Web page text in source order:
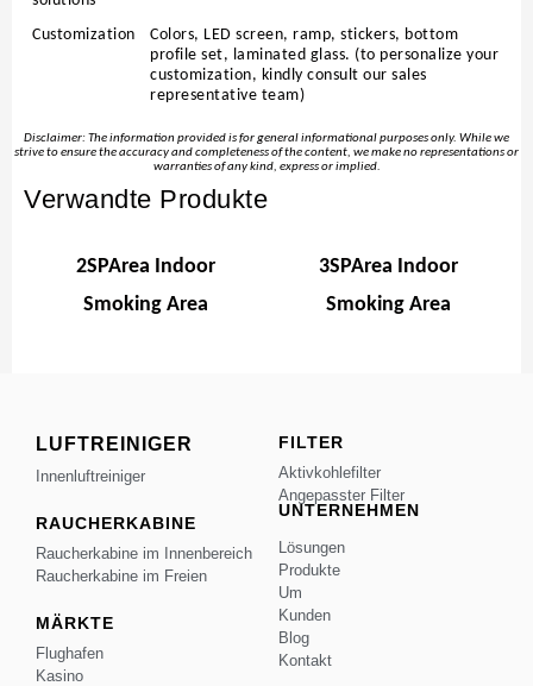
Customization
Colors, LED screen, ramp, stickers, bottom
profile set, laminated glass. (to personalize your
customization, kindly consult our sales
representative team)
Disclaimer: The information provided is for general informational purposes only. While we
strive to ensure the accuracy and completeness of the content, we make no representations or
warranties of any kind, express or implied.
Verwandte Produkte
2SPArea Indoor
Smoking Area
3SPArea Indoor
Smoking Area
LUFTREINIGER
Innenluftreiniger
RAUCHERKABINE
Raucherkabine im Innenbereich
Raucherkabine im Freien
MÄRKTE
Flughafen
Kasino
FILTER
Aktivkohlefilter
Angepasster Filter
UNTERNEHMEN
Lösungen
Produkte
Um
Kunden
Blog
Kontakt